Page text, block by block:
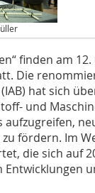
finden am
Die
hat sich
und
fördern. Im
die sich auf